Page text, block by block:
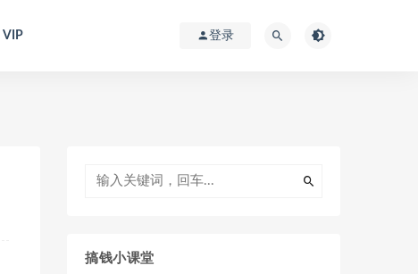
VIP 登录
搞钱小课堂